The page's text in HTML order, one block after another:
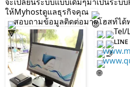
ให้Myhostดูแลธุรกิจคุณ
สอบถามข้อมูลติดต่อมายโฮสท์ได้
Tel/
ʟɪɴᴇ